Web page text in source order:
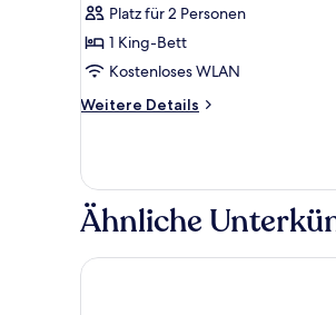
Plunge
Pool)
anzeigen
Platz für 2 Personen
1 King-Bett
Kostenloses WLAN
Weitere Details
Weitere
(VIP
with
Plunge
Ähnliche
Cresanto Luxury Suites